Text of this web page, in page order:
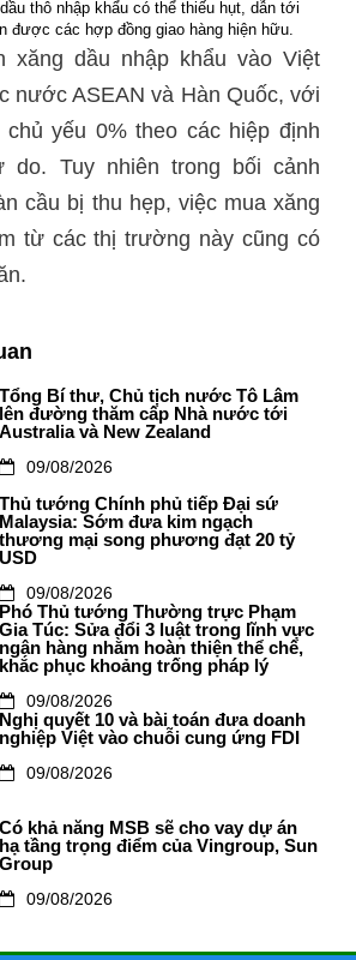
thô nhập khẩu có thể thiếu hụt, dẫn tới
được các hợp đồng giao hàng hiện hữu.
xăng dầu nhập khẩu vào Việt
nước ASEAN và Hàn Quốc, với
yếu 0% theo các hiệp định
do. Tuy nhiên trong bối cảnh
cầu bị thu hẹp, việc mua xăng
từ các thị trường này cũng có
Tổng Bí thư, Chủ tịch nước Tô Lâm
lên đường thăm cấp Nhà nước tới
Australia và New Zealand
09/08/2026
Thủ tướng Chính phủ tiếp Đại sứ
Malaysia: Sớm đưa kim ngạch
thương mại song phương đạt 20 tỷ
USD
09/08/2026
Phó Thủ tướng Thường trực Phạm
Gia Túc: Sửa đổi 3 luật trong lĩnh vực
ngân hàng nhằm hoàn thiện thể chế,
khắc phục khoảng trống pháp lý
09/08/2026
Nghị quyết 10 và bài toán đưa doanh
nghiệp Việt vào chuỗi cung ứng FDI
09/08/2026
Có khả năng MSB sẽ cho vay dự án
hạ tầng trọng điểm của Vingroup, Sun
Group
09/08/2026